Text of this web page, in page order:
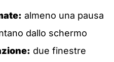
almeno una pausa
dallo schermo
due finestre